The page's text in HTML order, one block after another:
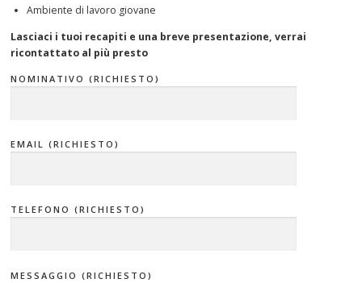
Ambiente di lavoro giovane
Lasciaci i tuoi recapiti e una breve presentazione, verrai
ricontattato al più presto
NOMINATIVO (RICHIESTO)
EMAIL (RICHIESTO)
TELEFONO (RICHIESTO)
MESSAGGIO (RICHIESTO)